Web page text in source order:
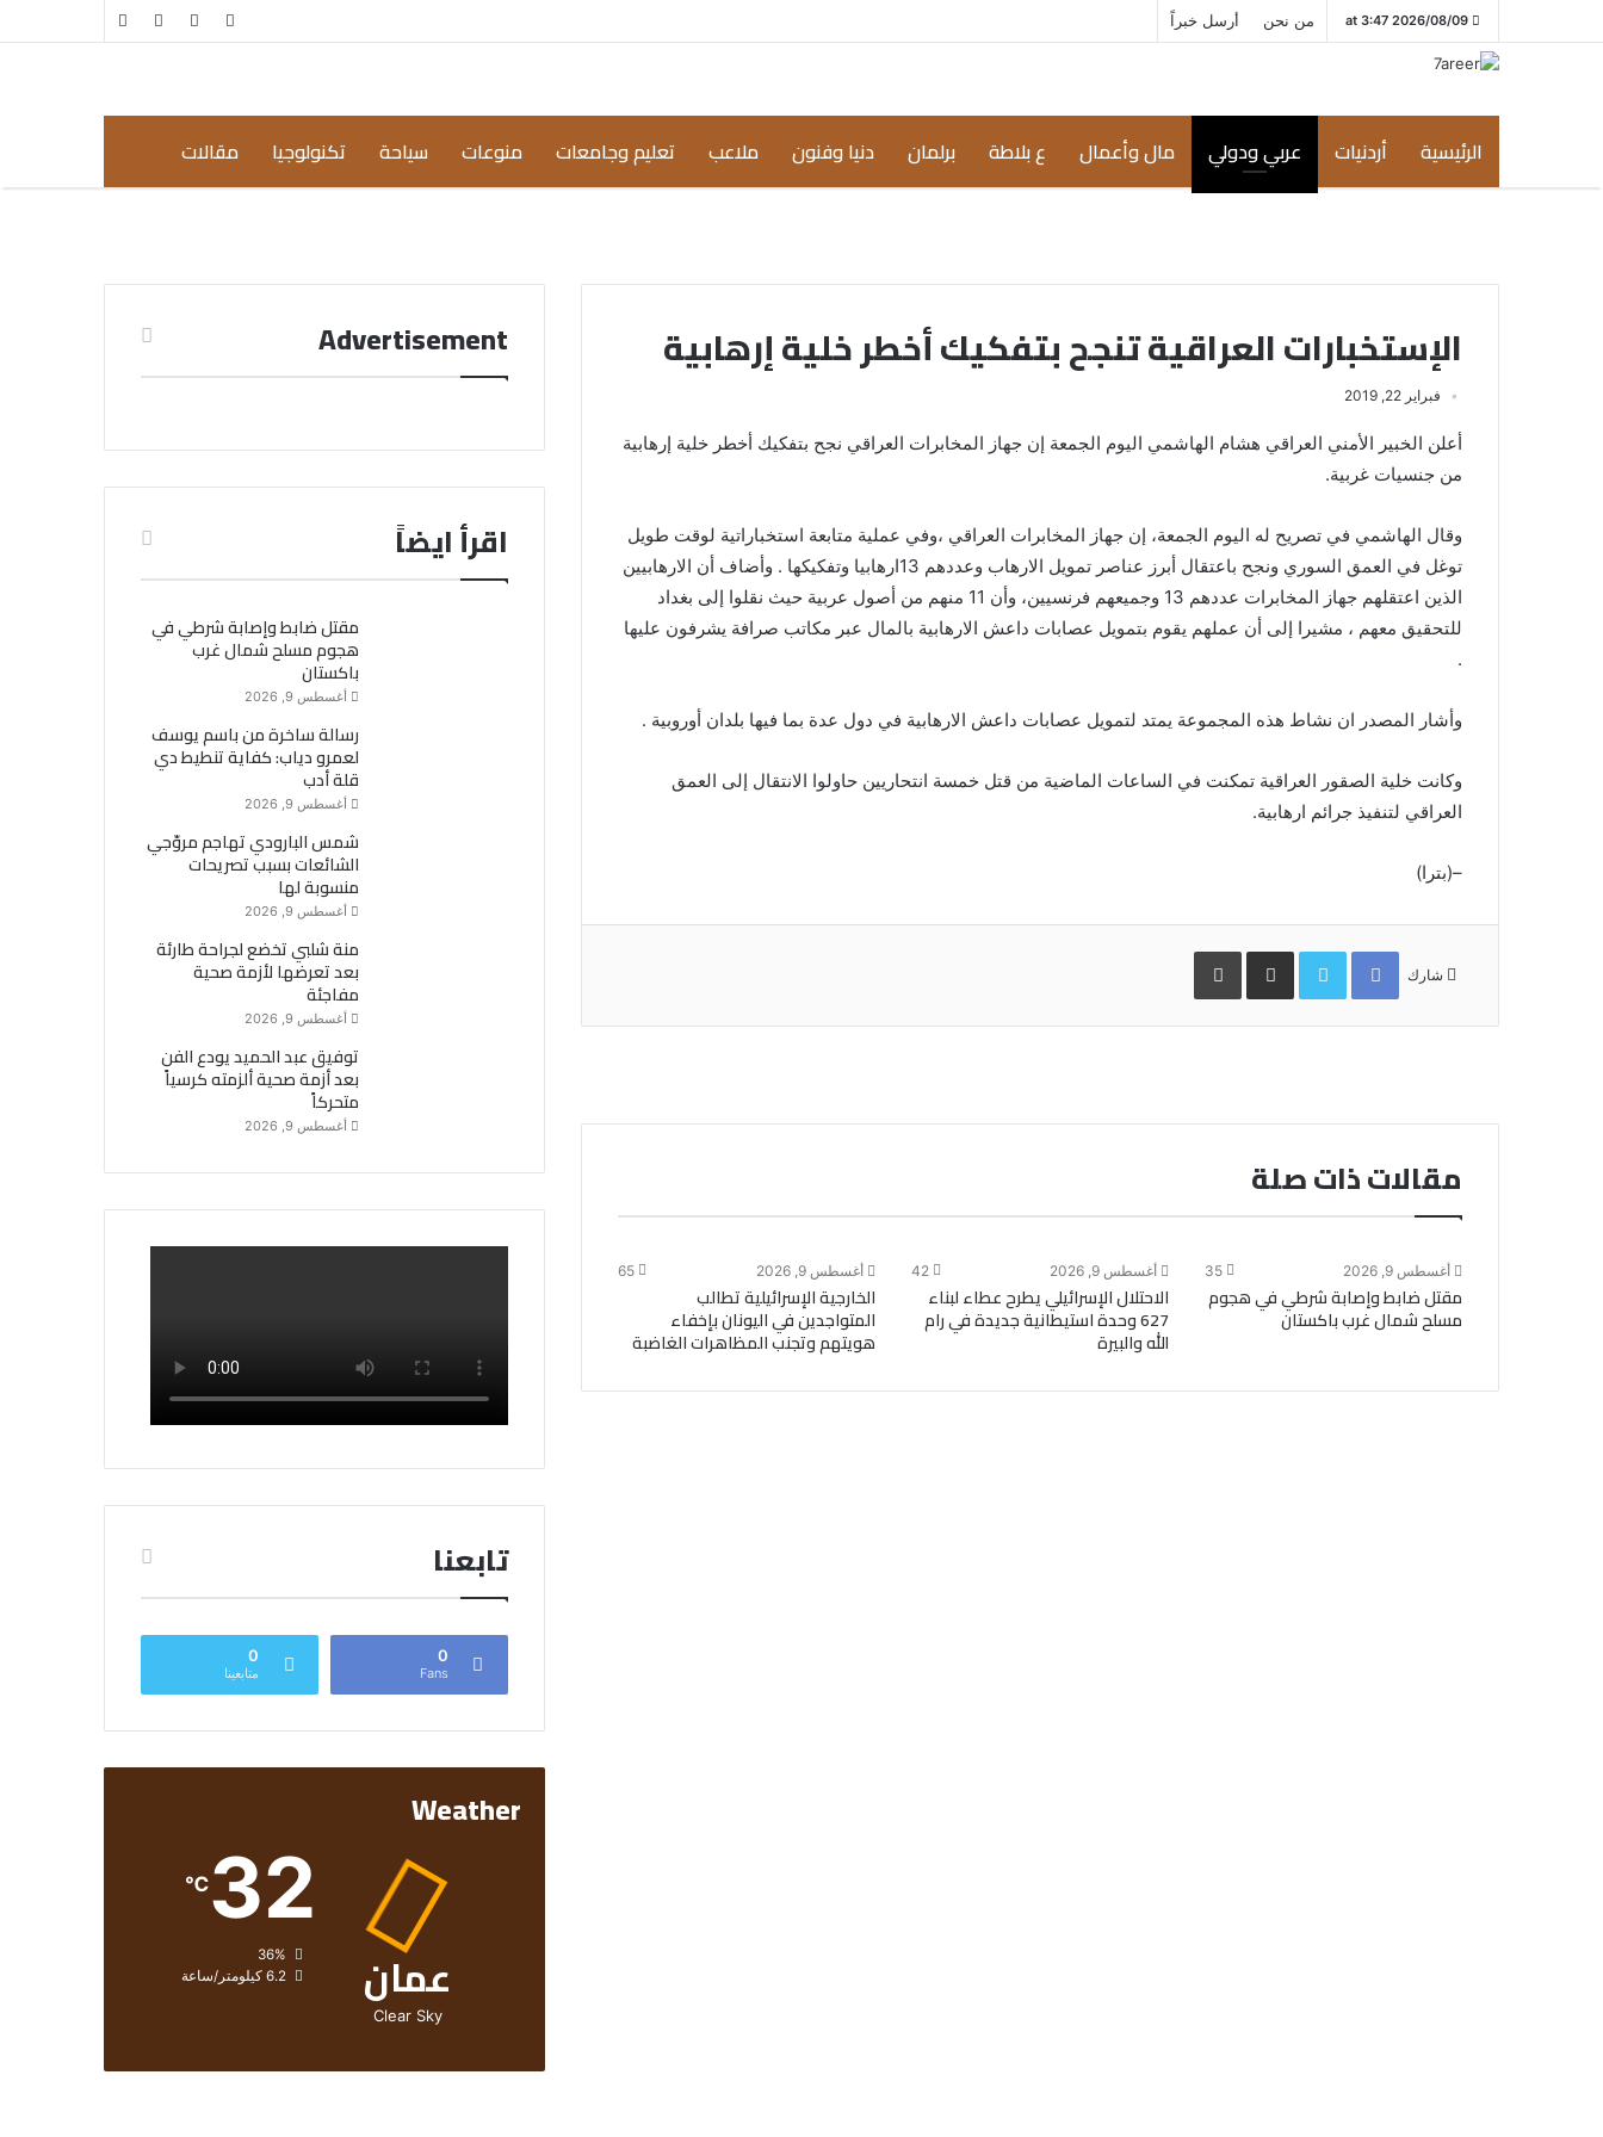
2026/08/09 at 3:47 من نحن أرسل خبراً مقال
الرئيسية أردنيات عربي ودولي مال وأعمال ع بلاطة برلمان دنيا وفنون ملاعب تعليم وجامعات منوعات سياحة تكنولوجيا مقالات
الإستخبارات العراقية تنجح بتفكيك أخطر خلية إرهابية
فبراير 22, 2019
أعلن الخبير الأمني العراقي هشام الهاشمي اليوم الجمعة إن جهاز المخابرات العراقي نجح بتفكيك أخطر خلية إرهابية
من جنسيات غربية.
وقال الهاشمي في تصريح له اليوم الجمعة، إن جهاز المخابرات العراقي ،وفي عملية متابعة استخباراتية لوقت طويل
توغل في العمق السوري ونجح باعتقال أبرز عناصر تمويل الارهاب وعددهم 13ارهابيا وتفكيكها . وأضاف أن الارهابيين
الذين اعتقلهم جهاز المخابرات عددهم 13 وجميعهم فرنسيين، وأن 11 منهم من أصول عربية حيث نقلوا إلى بغداد
للتحقيق معهم ، مشيرا إلى أن عملهم يقوم بتمويل عصابات داعش الارهابية بالمال عبر مكاتب صرافة يشرفون عليها
.
وأشار المصدر ان نشاط هذه المجموعة يمتد لتمويل عصابات داعش الارهابية في دول عدة بما فيها بلدان أوروبية .
وكانت خلية الصقور العراقية تمكنت في الساعات الماضية من قتل خمسة انتحاريين حاولوا الانتقال إلى العمق
العراقي لتنفيذ جرائم ارهابية.
–(بترا)
شارك
Facebook
Twitterمشاركة
البريد
طباعة
مقالات ذات صلة
أغسطس 9, 2026 35
مقتل ضابط وإصابة شرطي في هجوم
مسلح شمال غرب باكستان
أغسطس 9, 2026 42
الاحتلال الإسرائيلي يطرح عطاء لبناء
627 وحدة استيطانية جديدة في رام
الله والبيرة
أغسطس 9, 2026 65
الخارجية الإسرائيلية تطالب
المتواجدين في اليونان بإخفاء
هويتهم وتجنب المظاهرات الغاضبة
Advertisement
اقرأ ايضاً
مقتل ضابط وإصابة شرطي في
هجوم مسلح شمال غرب
باكستان
أغسطس 9, 2026
رسالة ساخرة من باسم يوسف
لعمرو دياب: كفاية تنطيط دي
قلة أدب
أغسطس 9, 2026
شمس البارودي تهاجم مروّجي
الشائعات بسبب تصريحات
منسوبة لها
أغسطس 9, 2026
منة شلبي تخضع لجراحة طارئة
بعد تعرضها لأزمة صحية
مفاجئة
أغسطس 9, 2026
توفيق عبد الحميد يودع الفن
بعد أزمة صحية ألزمته كرسياً
متحركاً
أغسطس 9, 2026
تابعنا
0
Fans
0
متابعينا
Weather
عمان
Clear Sky
32
℃
الرطوبة:
الرياح:6.2 كيلومتر/ساعة